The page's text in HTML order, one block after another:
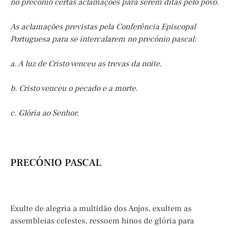
no precónio certas aclamações para serem ditas pelo povo.
As aclamações previstas pela Conferência Episcopal
Portuguesa para se intercalarem no precónio pascal:
a. A luz de Cristo venceu as trevas da noite.
b. Cristo venceu o pecado e a morte.
c. Glória ao Senhor.
PRECÓNIO PASCAL
Exulte de alegria a multidão dos Anjos, exultem as
assembleias celestes, ressoem hinos de glória para